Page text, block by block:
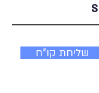
שליחת קו"ח